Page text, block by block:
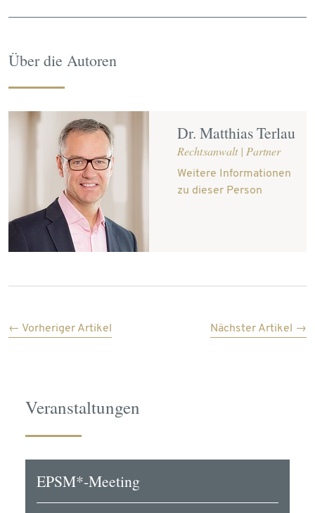
Über die Autoren
Dr. Matthias Terlau
Rechtsanwalt | Partner
Weitere Informationen
zu dieser Person
← Vorheriger Artikel Nächster Artikel →
Veranstaltungen
EPSM*-Meeting